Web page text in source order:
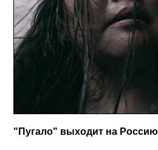
"Пугало" выходит на Россию